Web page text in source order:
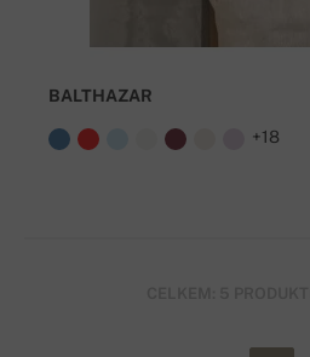
BALTHAZAR
+18